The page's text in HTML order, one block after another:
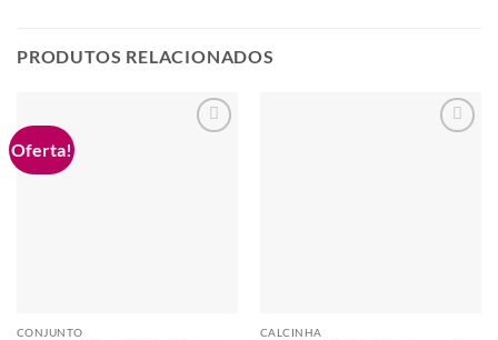
PRODUTOS RELACIONADOS
Oferta!
CONJUNTO CALCINHA